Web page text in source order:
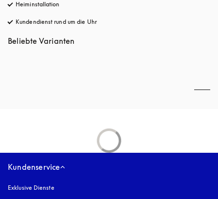
Heiminstallation
Kundendienst rund um die Uhröffnet sich in einem neuen Tab
Beliebte Varianten
Kundenservice
Exklusive Dienste